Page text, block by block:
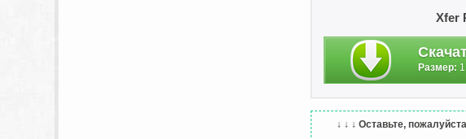
гибкий клип-секвенсор с
Арпеджиатор:
сложный модуль
Улучшенный браузер:
многофункциональный
Xfer
Размер:
↓ ↓ ↓ Оставьте,